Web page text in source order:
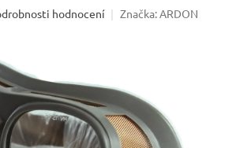
hodnocení Značka:ARDON